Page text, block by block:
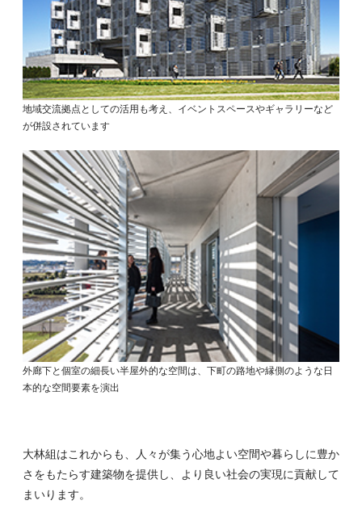
地域交流拠点としての活用も考え、イベントスペースやギャラリーなど
が併設されています
外廊下と個室の細長い半屋外的な空間は、下町の路地や縁側のような日
本的な空間要素を演出
大林組はこれからも、人々が集う心地よい空間や暮らしに豊か
さをもたらす建築物を提供し、より良い社会の実現に貢献して
まいります。